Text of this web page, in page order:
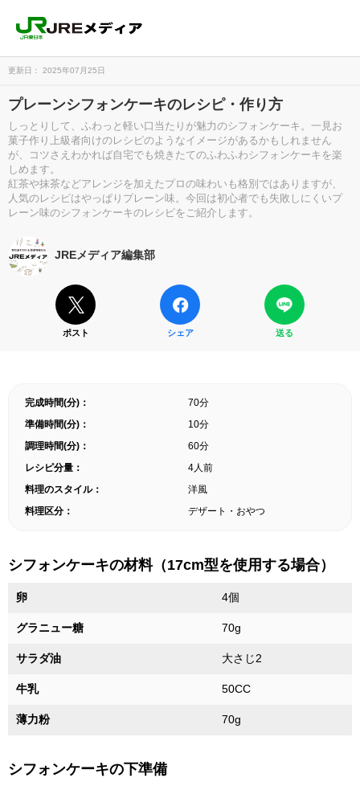
更新日： 2025年07月25日
プレーンシフォンケーキのレシピ・作り方
しっとりして、ふわっと軽い口当たりが魅力のシフォンケーキ。一見お
菓子作り上級者向けのレシピのようなイメージがあるかもしれません
が、コツさえわかれば自宅でも焼きたてのふわふわシフォンケーキを楽
しめます。
紅茶や抹茶などアレンジを加えたプロの味わいも格別ではありますが、
人気のレシピはやっぱりプレーン味。今回は初心者でも失敗しにくいプ
レーン味のシフォンケーキのレシピをご紹介します。
JREメディア編集部
ポスト シェア 送る
完成時間(分)：
70分
準備時間(分)：
10分
調理時間(分)：
60分
レシピ分量：
4人前
料理のスタイル：
洋風
料理区分：
デザート・おやつ
シフォンケーキの材料（17cm型を使用する場合）
卵 4個
グラニュー糖 70g
サラダ油 大さじ2
牛乳 50CC
薄力粉 70g
シフォンケーキの下準備